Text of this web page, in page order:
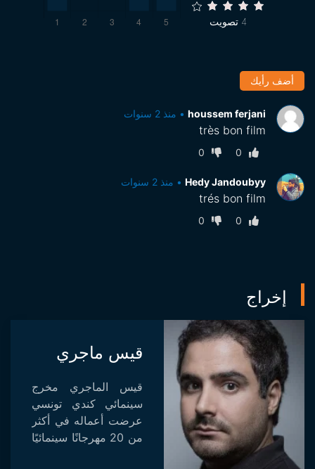
تصويت
أضف رأيك
houssem ferjani
• منذ 2 سنوات
très bon film
0
0
Hedy Jandoubyy
• منذ 2 سنوات
trés bon film
0
0
إخراج
قيس ماجري
قيس الماجري مخرج
سينمائي كندي تونسي
عرضت أعماله في أكثر
من 20 مهرجانًا سينمائيًا